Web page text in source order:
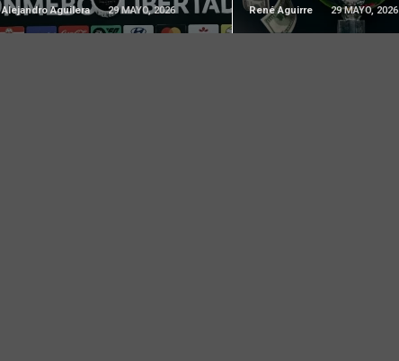
Alejandro Aguilera 29 MAYO, 2026 René Aguirre 29 MAYO, 2026